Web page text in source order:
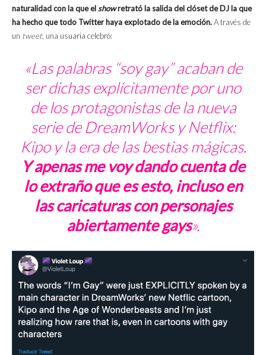
naturalidad con la que elshowretrató la salida del clóset de DJ la que
ha hecho que todo Twitter haya explotado de la emoción.A través de
un tweet, una usuaria celebró:
«Las palabras “soy gay” acaban de
ser dichas explícitamente por uno
de los protagonistas de la nueva
serie de DreamWorks y Netflix:
Kipo y la era de las bestias mágicas.
Y apenas me voy dando cuenta de
lo extraño que es esto, incluso en
las caricaturas con personajes
abiertamentegays».